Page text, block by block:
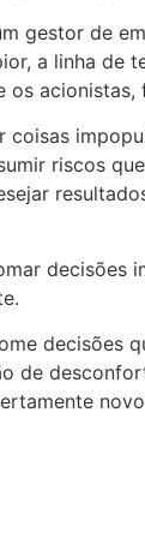
gestor de
a linha
os
riscos
de